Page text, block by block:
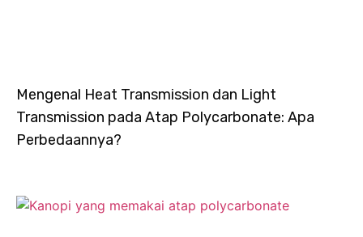
Mengenal Heat Transmission dan Light
Transmission pada Atap Polycarbonate: Apa
Perbedaannya?